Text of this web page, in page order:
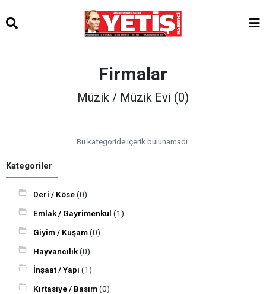
Firmalar
Müzik / Müzik Evi (0)
Bu kategoride içerik bulunamadı.
Kategoriler
Deri / Köse(0)
Emlak / Gayrimenkul(1)
Giyim / Kuşam(0)
Hayvancılık(0)
İnşaat / Yapı(1)
Kırtasiye / Basım(0)